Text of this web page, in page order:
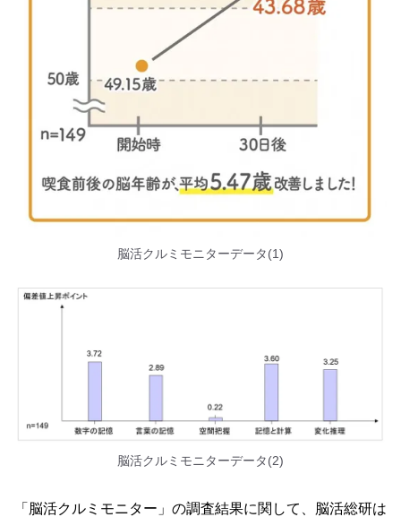
脳活クルミモニターデータ(1)
脳活クルミモニターデータ(2)
「脳活クルミモニター」の調査結果に関して、脳活総研は